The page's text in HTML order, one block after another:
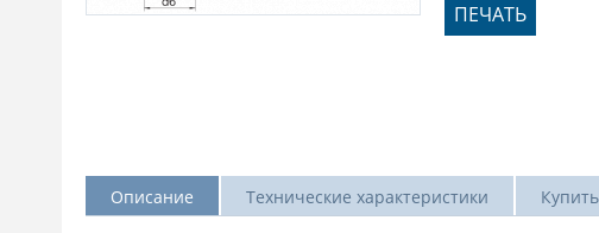
ПЕЧАТЬ
Описание Технические характеристики